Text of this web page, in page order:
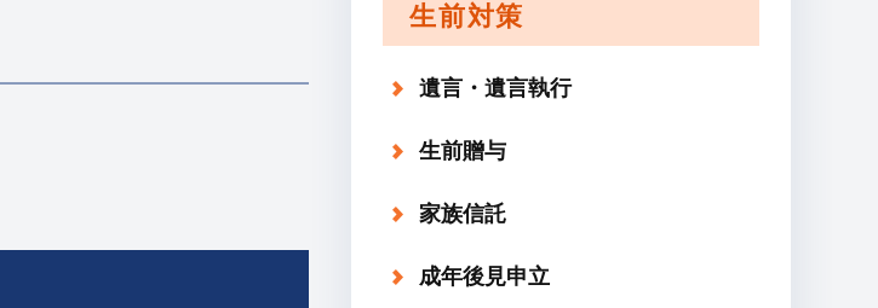
生前対策
遺言・遺言執行
生前贈与
家族信託
成年後見申立